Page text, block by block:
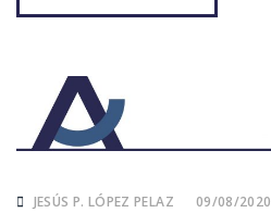
JESÚS P. LÓPEZ PELAZ 09/08/2020